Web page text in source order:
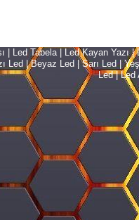
| Led Tabela | Led Kayan
Led | Beyaz Led | Sarı Led |
Led | Led